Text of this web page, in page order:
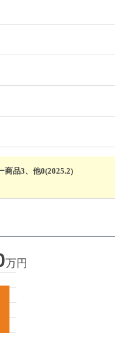
商品3、他0(2025.2)
万円